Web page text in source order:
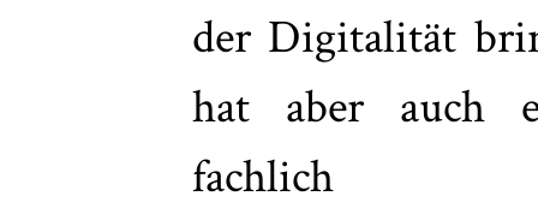
der Digitalität
hat aber auch
fachlich